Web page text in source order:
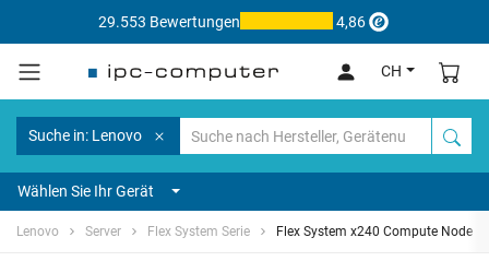
29.553 Bewertungen 4,86
CH
Suche in: Lenovo
Wählen Sie Ihr Gerät
Lenovo Server Flex System Serie Flex System x240 Compute Node